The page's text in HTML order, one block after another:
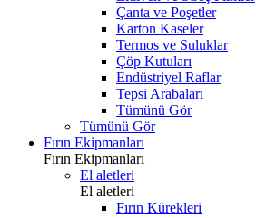
Çanta ve Poşetler
Karton Kaseler
Termos ve Suluklar
Çöp Kutuları
Endüstriyel Raflar
Tepsi Arabaları
Tümünü Gör
Tümünü Gör
Fırın Ekipmanları
Fırın Ekipmanları
El aletleri
El aletleri
Fırın Kürekleri